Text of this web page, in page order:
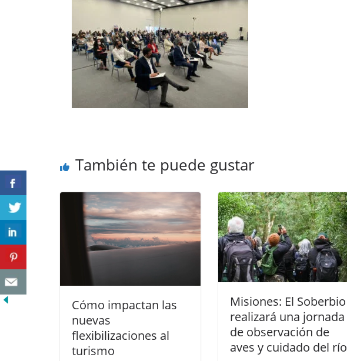
También te puede gustar
Cómo impactan las
nuevas
flexibilizaciones al
turismo
Misiones: El Soberbio
realizará una jornada
de observación de
aves y cuidado del río